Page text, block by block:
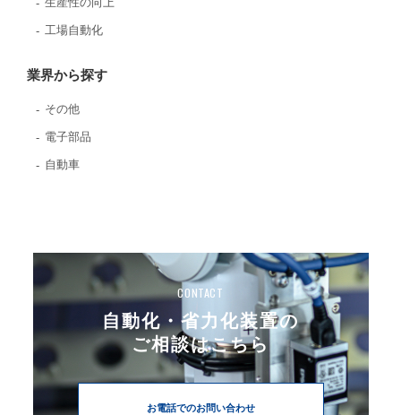
工場自動化
業界から探す
その他
電子部品
自動車
CONTACT
自動化・省力化装置の
ご相談はこちら
お電話でのお問い合わせ